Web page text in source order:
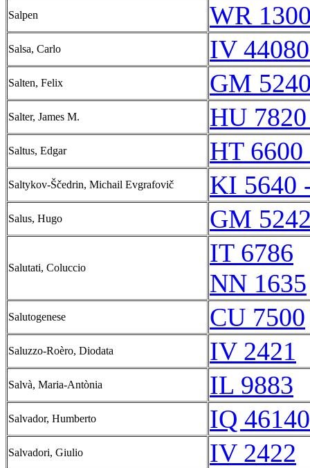
Salpen WR
Salsa, Carlo IV
Salten, Felix GM
Salter, James M. HU
Saltus, Edgar HT
Saltykov-Ščedrin, Michail Evgrafovič KI 5640
Salus, Hugo GM
Salutati, Coluccio
IT 6786
NN 1635
Salutogenese CU 7500
Saluzzo-Roèro, Diodata IV 2421
Salvà, Maria-Antònia IL 9883
Salvador, Humberto IQ
Salvadori, Giulio IV 2422